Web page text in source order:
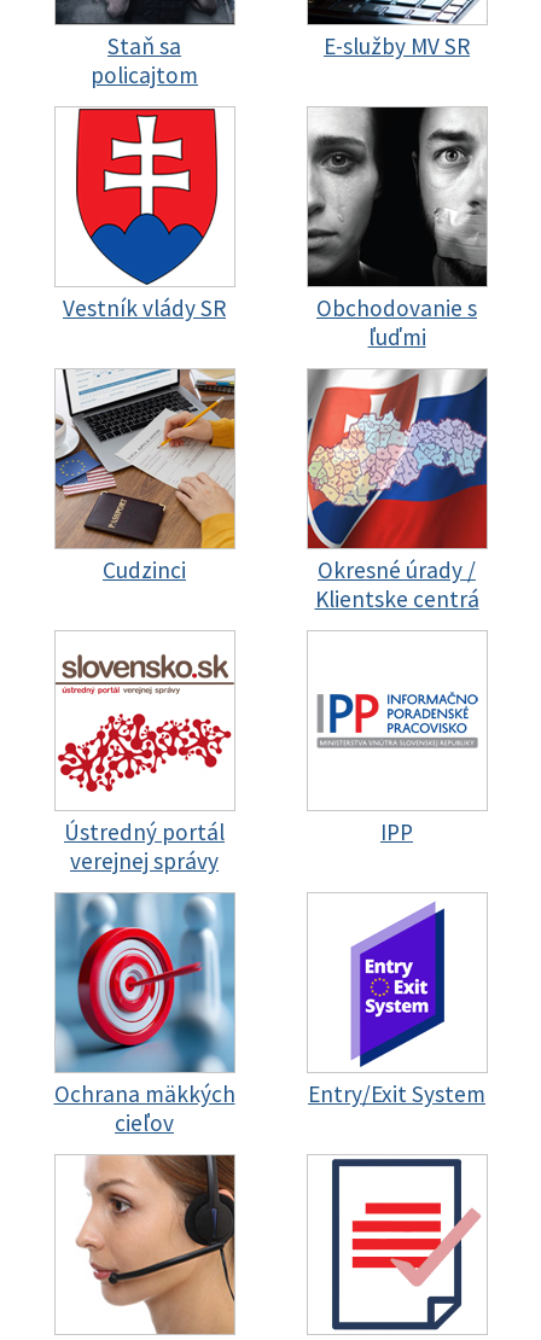
Staň sa
policajtom
E-služby MV SR
Vestník vlády SR
Obchodovanie s
ľuďmi
Cudzinci
Okresné úrady /
Klientske centrá
Ústredný portál
verejnej správy
IPP
Ochrana mäkkých
cieľov
Entry/Exit System